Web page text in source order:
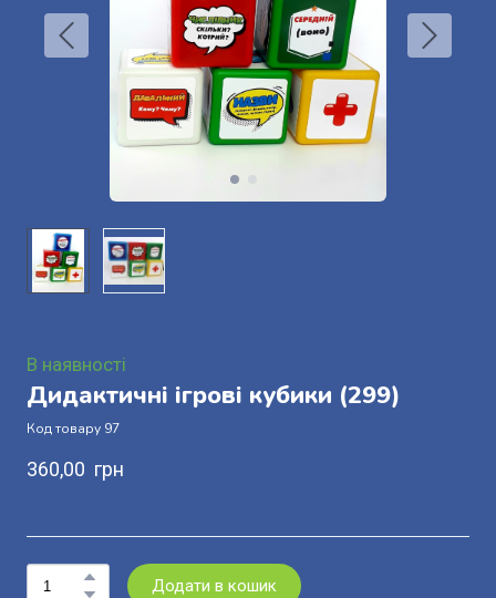
В наявності
Дидактичні ігрові кубики (299)
Код товару 97
360,00  грн
Додати в кошик